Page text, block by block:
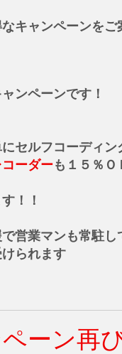
キャンペーンをご
ンペーンです！
セルフコーディ
コーダーも１５％Ｏ
！！
営業マンも常駐
られます
ーン再